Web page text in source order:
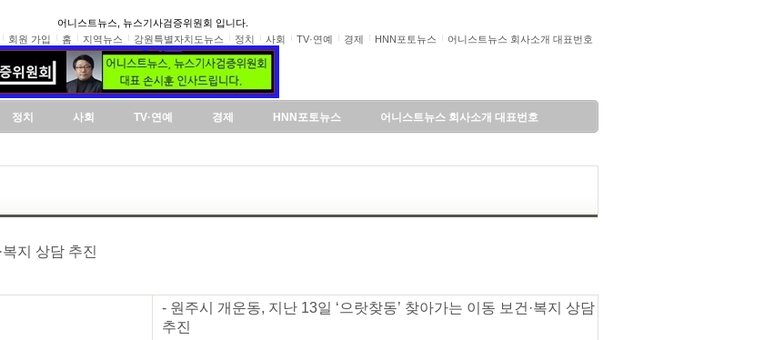
어니스트뉴스, 뉴스기사검증위원회 입니다.
회원 가입 홈 지역뉴스 강원특별자치도뉴스 정치 사회 TV·연예 경제 HNN포토뉴스 어니스트뉴스 회사소개 대표번호
정치 사회 TV·연예 경제 HNN포토뉴스 어니스트뉴스 회사소개 대표번호
지 상담 추진
- 원주시 개운동, 지난 13일 ‘으랏찾동’ 찾아가는 이동 보건·복지 상담
추진